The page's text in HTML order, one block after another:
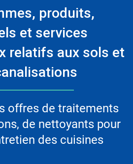
produits,
et services
relatifs aux sols et
offres de traitements
de nettoyants pour
des cuisines